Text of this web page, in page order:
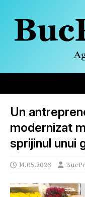
Un
modernizat
sprijinul unui
14.05.2026